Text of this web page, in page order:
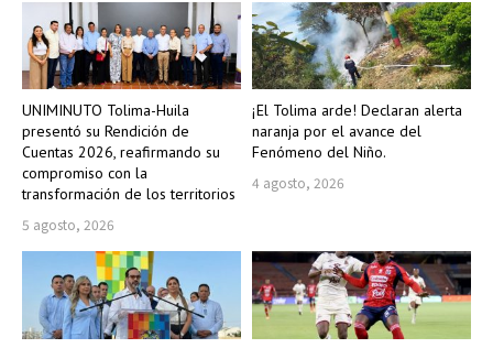
UNIMINUTO Tolima-Huila
presentó su Rendición de
Cuentas 2026, reafirmando su
compromiso con la
transformación de los territorios
5 agosto, 2026
¡El Tolima arde! Declaran alerta
naranja por el avance del
Fenómeno del Niño.
4 agosto, 2026